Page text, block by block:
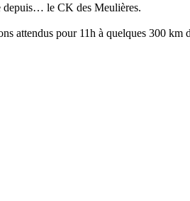
depuis… le CK des Meulières.
attendus pour 11h à quelques 300